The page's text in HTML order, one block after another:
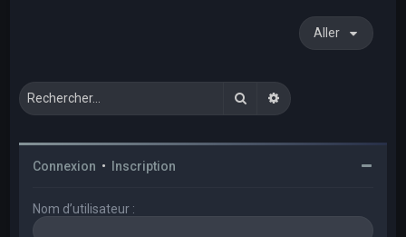
Aller
RechercherRecherche avancée
Connexion • Inscription
Nom d’utilisateur :